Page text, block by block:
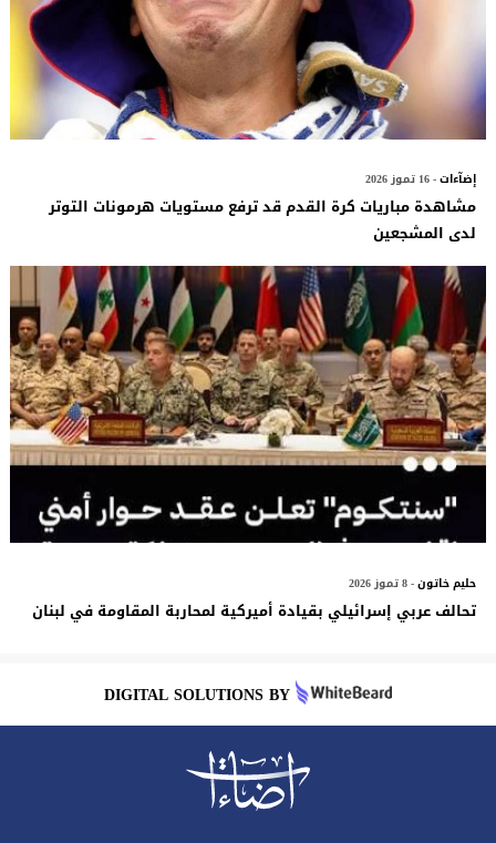
إضآءات- 16 تموز 2026
مشاهدة مباريات كرة القدم قد ترفع مستويات هرمونات التوتر
لدى المشجعين
حليم خاتون- 8 تموز 2026
تحالف عربي إسرائيلي بقيادة أميركية لمحاربة المقاومة في لبنان
DIGITAL SOLUTIONS BY